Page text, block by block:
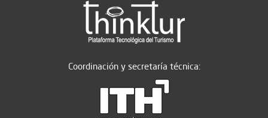
Coordinación y secretaría técnica: